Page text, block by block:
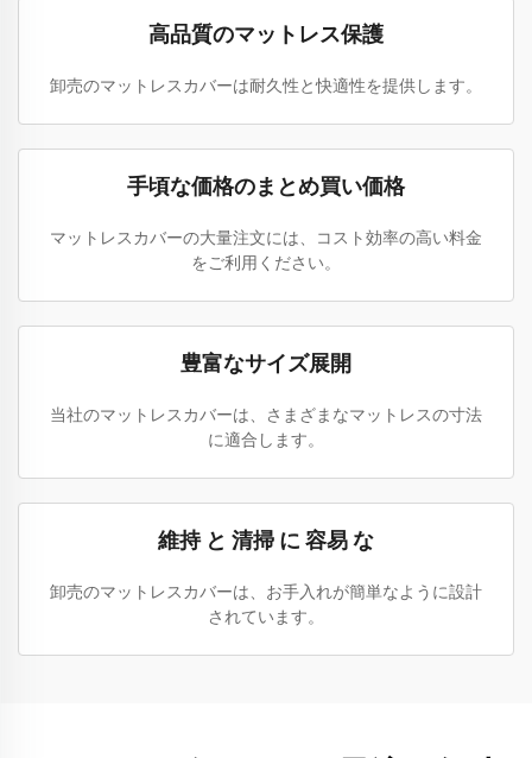
高品質のマットレス保護
卸売のマットレスカバーは耐久性と快適性を提供します。
手頃な価格のまとめ買い価格
マットレスカバーの大量注文には、コスト効率の高い料金
をご利用ください。
豊富なサイズ展開
当社のマットレスカバーは、さまざまなマットレスの寸法
に適合します。
維持 と 清掃 に 容易 な
卸売のマットレスカバーは、お手入れが簡単なように設計
されています。